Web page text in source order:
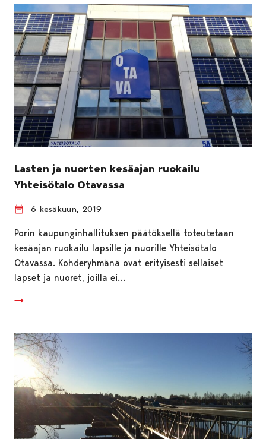
Lasten ja nuorten kesäajan ruokailu
Yhteisötalo Otavassa
6 kesäkuun, 2019
Porin kaupunginhallituksen päätöksellä toteutetaan
kesäajan ruokailu lapsille ja nuorille Yhteisötalo
Otavassa. Kohderyhmänä ovat erityisesti sellaiset
lapset ja nuoret, joilla ei…